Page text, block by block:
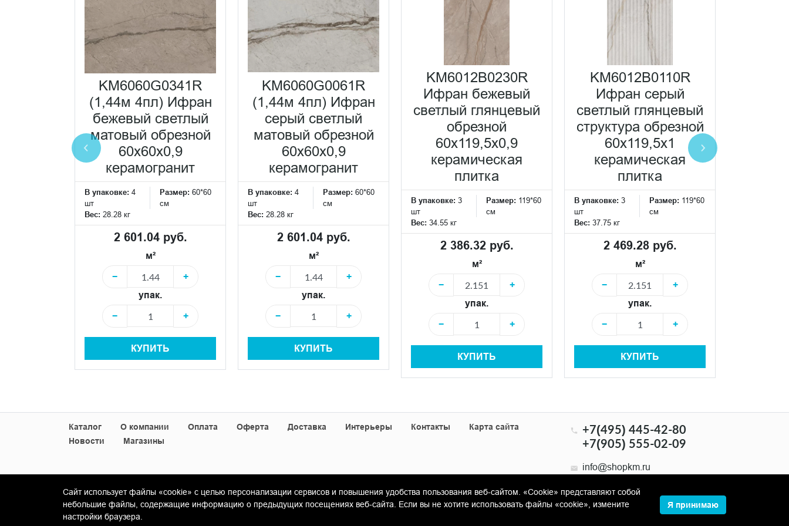
KM6060G0341R
(1,44м 4пл) Ифран
бежевый светлый
матовый обрезной
60x60x0,9
керамогранит
В упаковке: 4
шт
Размер: 60*60
см
Вес: 28.28 кг
2 601.04 руб.
м²
−
+
упак.
−
+
КУПИТЬ
KM6060G0061R
(1,44м 4пл) Ифран
серый светлый
матовый обрезной
60x60x0,9
керамогранит
В упаковке: 4
шт
Размер: 60*60
см
Вес: 28.28 кг
2 601.04 руб.
м²
−
+
упак.
−
+
КУПИТЬ
KM6012B0230R
Ифран бежевый
светлый глянцевый
обрезной
60x119,5x0,9
керамическая
плитка
В упаковке: 3
шт
Размер: 119*60
см
Вес: 34.55 кг
2 386.32 руб.
м²
−
+
упак.
−
+
КУПИТЬ
KM6012B0110R
Ифран серый
светлый глянцевый
структура обрезной
60x119,5x1
керамическая
плитка
В упаковке: 3
шт
Размер: 119*60
см
Вес: 37.75 кг
2 469.28 руб.
м²
−
+
упак.
−
+
КУПИТЬ
Каталог О компании Оплата Оферта Доставка Интерьеры Контакты
Карта сайта
Новости
Магазины
+7(495) 445-42-80
+7(905) 555-02-09
info@shopkm.ru
© Copyright 2013-2026 KERAMA MARAZZI, ООО «Гамма Керамика»
Сайт использует файлы «cookie» с целью персонализации сервисов и повышения удобства пользования веб-сайтом. «Cookie» представляют собой
небольшие файлы, содержащие информацию о предыдущих посещениях веб-сайта. Если вы не хотите использовать файлы «cookie», измените
настройки браузера.
Я принимаю